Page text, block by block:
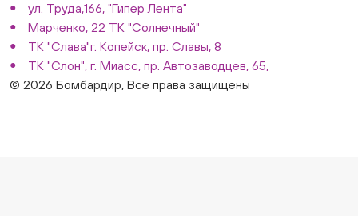
ул. Труда,166, "Гипер Лента"
Марченко, 22 ТК "Солнечный"
ТК "Слава"г. Копейск, пр. Славы, 8
ТК "Слон", г. Миасс, пр. Автозаводцев, 65,
© 2026 Бомбардир, Все права защищены